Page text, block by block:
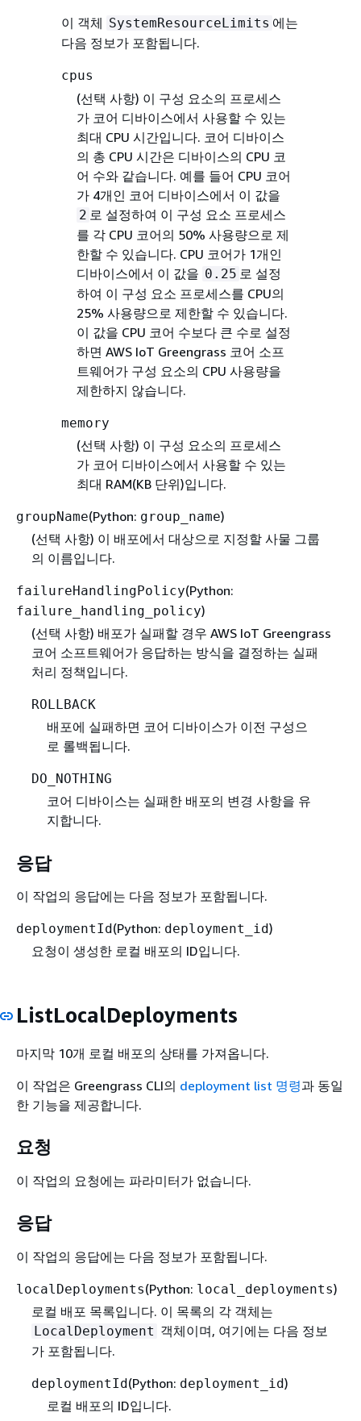
이 객체 SystemResourceLimits 에는
다음 정보가 포함됩니다.
cpus
(선택 사항) 이 구성 요소의 프로세스
가 코어 디바이스에서 사용할 수 있는
최대 CPU 시간입니다. 코어 디바이스
의 총 CPU 시간은 디바이스의 CPU 코
어 수와 같습니다. 예를 들어 CPU 코어
가 4개인 코어 디바이스에서 이 값을
2 로 설정하여 이 구성 요소 프로세스
를 각 CPU 코어의 50% 사용량으로 제
한할 수 있습니다. CPU 코어가 1개인
디바이스에서 이 값을 0.25 로 설정
하여 이 구성 요소 프로세스를 CPU의
25% 사용량으로 제한할 수 있습니다.
이 값을 CPU 코어 수보다 큰 수로 설정
하면 AWS IoT Greengrass 코어 소프
트웨어가 구성 요소의 CPU 사용량을
제한하지 않습니다.
memory
(선택 사항) 이 구성 요소의 프로세스
가 코어 디바이스에서 사용할 수 있는
최대 RAM(KB 단위)입니다.
groupName(Python: group_name)
(선택 사항) 이 배포에서 대상으로 지정할 사물 그룹
의 이름입니다.
failureHandlingPolicy(Python:
failure_handling_policy)
(선택 사항) 배포가 실패할 경우 AWS IoT Greengrass
코어 소프트웨어가 응답하는 방식을 결정하는 실패
처리 정책입니다.
ROLLBACK
배포에 실패하면 코어 디바이스가 이전 구성으
로 롤백됩니다.
DO_NOTHING
코어 디바이스는 실패한 배포의 변경 사항을 유
지합니다.
응답
이 작업의 응답에는 다음 정보가 포함됩니다.
deploymentId(Python: deployment_id)
요청이 생성한 로컬 배포의 ID입니다.
ListLocalDeployments
마지막 10개 로컬 배포의 상태를 가져옵니다.
이 작업은 Greengrass CLI의 deployment list 명령과 동일
한 기능을 제공합니다.
요청
이 작업의 요청에는 파라미터가 없습니다.
응답
이 작업의 응답에는 다음 정보가 포함됩니다.
localDeployments(Python: local_deployments)
로컬 배포 목록입니다. 이 목록의 각 객체는
LocalDeployment 객체이며, 여기에는 다음 정보
가 포함됩니다.
deploymentId(Python: deployment_id)
로컬 배포의 ID입니다.